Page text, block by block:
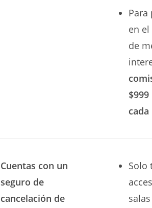
Para
en
de
cada
Cuentas con un
seguro de
cancelación de
Solo